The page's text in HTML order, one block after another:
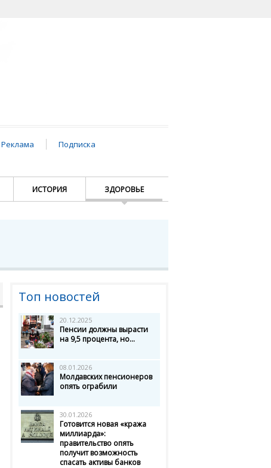
Реклама
Подписка
ИСТОРИЯ ЗДОРОВЬЕ
Топ новостей
20.12.2025
Пенсии должны вырасти
на 9,5 процента, но...
08.01.2026
Молдавских пенсионеров
опять ограбили
30.01.2026
Готовится новая «кража
миллиарда»:
правительство опять
получит возможность
спасать активы банков